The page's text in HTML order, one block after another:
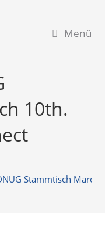
Menü
10th.
Stammtisch March